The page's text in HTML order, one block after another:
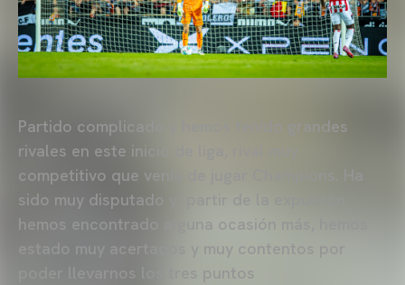
Partido complicado y hemos tenido grandes
rivales en este inicio de liga, rival muy
competitivo que venía de jugar Champions. Ha
sido muy disputado y partir de la expulsión
hemos encontrado alguna ocasión más, hemos
estado muy acertados y muy contentos por
poder llevarnos los tres puntos